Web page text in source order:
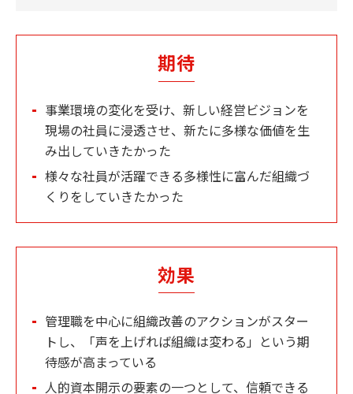
期待
事業環境の変化を受け、新しい経営ビジョンを
現場の社員に浸透させ、新たに多様な価値を生
み出していきたかった
様々な社員が活躍できる多様性に富んだ組織づ
くりをしていきたかった
効果
管理職を中心に組織改善のアクションがスター
トし、「声を上げれば組織は変わる」という期
待感が高まっている
人的資本開示の要素の一つとして、信頼できる